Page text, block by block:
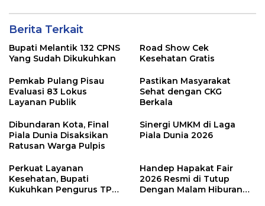
Berita Terkait
Bupati Melantik 132 CPNS
Yang Sudah Dikukuhkan
Road Show Cek
Kesehatan Gratis
Pemkab Pulang Pisau
Evaluasi 83 Lokus
Layanan Publik
Pastikan Masyarakat
Sehat dengan CKG
Berkala
Dibundaran Kota, Final
Piala Dunia Disaksikan
Ratusan Warga Pulpis
Sinergi UMKM di Laga
Piala Dunia 2026
Perkuat Layanan
Kesehatan, Bupati
Kukuhkan Pengurus TP
Handep Hapakat Fair
2026 Resmi di Tutup
Dengan Malam Hiburan